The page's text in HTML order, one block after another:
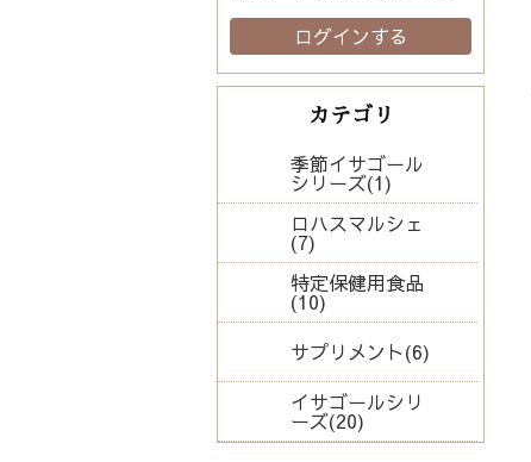
カテゴリ
季節イサゴール
シリーズ(1)
ロハスマルシェ
(7)
特定保健用食品
(10)
サプリメント(6)
イサゴールシリ
ーズ(20)